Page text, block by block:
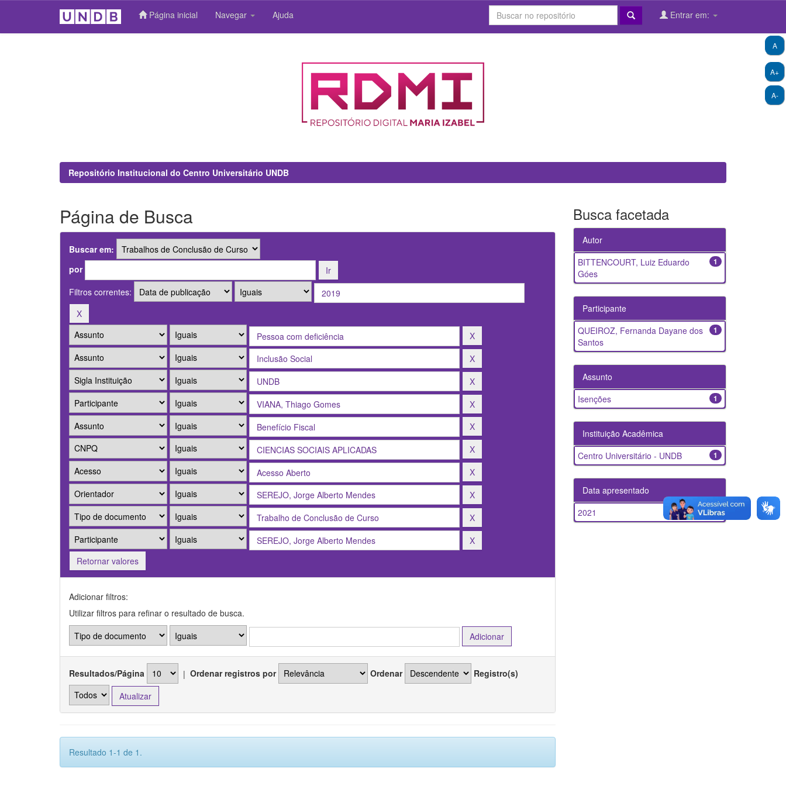
Página inicial Navegar Ajuda Entrar em:
A+
A-
A
Repositório Institucional do Centro Universitário UNDB
Página de Busca
Buscar em:
por
Filtros correntes:
Retornar valores
Adicionar filtros:
Utilizar filtros para refinar o resultado de busca.
Resultados/Página | Ordenar registros por Ordenar Registro(s)
Resultado 1-1 de 1.
Busca facetada
Autor
1
BITTENCOURT, Luiz Eduardo
Góes
Participante
1
QUEIROZ, Fernanda Dayane dos
Santos
Assunto
1
Isenções
Instituição Acadêmica
1
Centro Universitário - UNDB
Data apresentado
1
2021